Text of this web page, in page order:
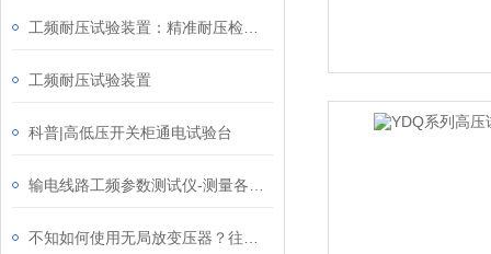
工频耐压试验装置
科普|高低压开关柜通电试验台